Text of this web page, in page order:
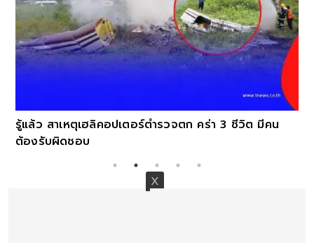
รู้แล้ว สาเหตุเฮลิคอปเตอร์ตำรวจตก คร่า 3 ชีวิต มีคน
ต้องรับผิดชอบ